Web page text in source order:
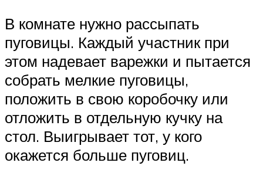
В комнате нужно рассыпать
пуговицы. Каждый участник при
этом надевает варежки и пытается
собрать мелкие пуговицы,
положить в свою коробочку или
отложить в отдельную кучку на
стол. Выигрывает тот, у кого
окажется больше пуговиц.